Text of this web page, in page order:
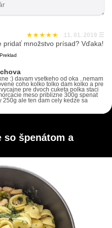
11. 01. 2019 ☰
pridať množstvo prísad? Vďaka!
:) davam vsetkeho od oka ..nemam
coho kolko tolko dam kolko a pre
pre dvoch cuketa polka staci
meso priblizne 300g spenat
250g ale ten dam cely kedze sa
so špenátom a